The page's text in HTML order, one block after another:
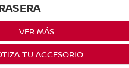
VER MÁS
TU ACCESORIO